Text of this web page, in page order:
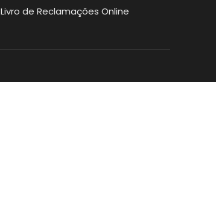
Livro de Reclamações Online